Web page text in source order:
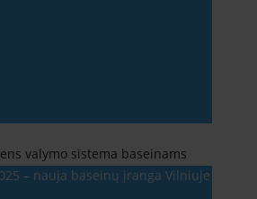
valymo sistema baseinams